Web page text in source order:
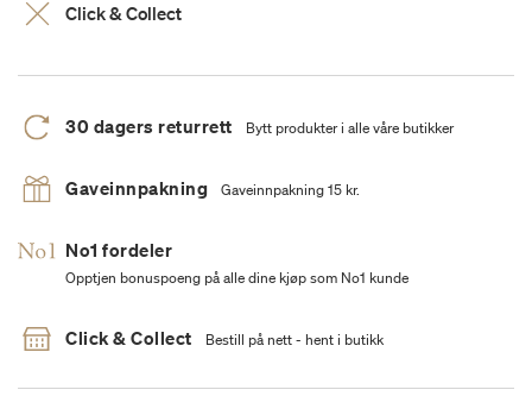
Click & Collect
30 dagers returrett Bytt produkter i alle våre butikker
Gaveinnpakning Gaveinnpakning 15 kr.
No1 fordeler
Opptjen bonuspoeng på alle dine kjøp som No1 kunde
Click & Collect Bestill på nett - hent i butikk